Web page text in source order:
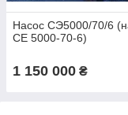
Насос СЭ5000/70/6
СЕ 5000-70-6)
1 150 000 ₴